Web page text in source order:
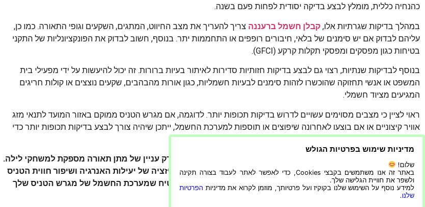
כהנחיה כללית, מומלץ לבצע בדיקה יסודית לפחות פעם בשנה.
במהלך בדיקות שגרתיות אלו, קבלן חשמל ברעננה צריך להעריך את מצב החיווט, המתגים, השקעים וגופי התאורה. כמו כן,
עליהם לבדוק אם יש סימנים של בלאי, חיבורים רופפים או התחממות יתר. בנוסף, חשוב לבדוק את הפונקציונליות של התקני
בטיחות כגון מפסקים ומפסקי תקלות קרקע (GFCI).
בנוסף לבדיקות שנתיות, רצוי גם לבצע בדיקות חזותיות סדירות לאיתור בעיות ברורות. זה יכול להיעשות על ידי מפעילי בית
המשפט או אנשי תחזוקה שהוכשרו לזהות סימנים לבעיות חשמליות, כגון אורות מהבהבים, שקעים נוצצים או קולות חריגים
המגיעים מציוד חשמלי.
ראוי לציין כי מצבים מסוימים עשויים לדרוש בדיקות תכופות יותר. לדוגמה, אם מגרש הטניס ממוקם באזור המועד לתנאי מזג
אוויר קיצוניים או אם בוצעו לאחרונה שיפוצים או תוספות למערכת החשמל, ייתכן שיהיה צורך לבצע בדיקות תכופות יותר כדי
לוודא שהכל תקין.
לסיכום, שמירה על מערכת חשמל מתפקדת היטב במגרשי טניס אינה רק עניין של מתן תאורה מספקת למשחקי לילה.
זה משתרע על הבטחת בטיחותם של כל המשתתפים והצופים, אופטימיזציה של יעילות האנרגיה ושיפור חווית הטניס
הכוללת. על ידי הקפדה על ההמלצות המופיעות במדריך זה, תוכל להבטיח שמערכת החשמל של מגרש הטניס שלך
פועלת במיטבה והיא בטוחה ויעילה כאחד.
מדיניות שימוש בפרטיות הגולש
שלום!
באתר זה אנו משתמשים בקבצי Cookies, כדי לאפשר לאתר לעבוד בצורה תקינה
ולשפר את חוויית הגלישה שלך.
למידע נוסף על השימוש שלנו בקוקיז ועל פרטיותך, מוזמן לקרוא את מדיניות הפרטיות
שלנו.